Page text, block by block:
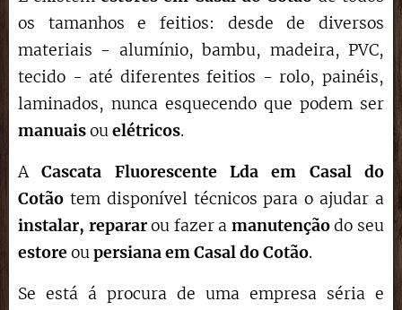
os tamanhos e feitios: desde de diversos
materiais - alumínio, bambu, madeira, PVC,
tecido - até diferentes feitios - rolo, painéis,
laminados, nunca esquecendo que podem ser
manuaisouelétricos.
ACascata Fluorescente Lda em Casal do
Cotão tem disponível técnicos para o ajudar a
instalar, repararou fazer a manutençãodo seu
estore oupersiana em Casal do Cotão.
Se está á procura de uma empresa séria e